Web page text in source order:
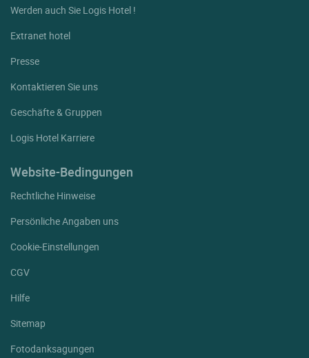
Werden auch Sie Logis Hotel !
Extranet hotel
Presse
Kontaktieren Sie uns
Geschäfte & Gruppen
Logis Hotel Karriere
Website-Bedingungen
Rechtliche Hinweise
Persönliche Angaben uns
Cookie-Einstellungen
CGV
Hilfe
Sitemap
Fotodanksagungen